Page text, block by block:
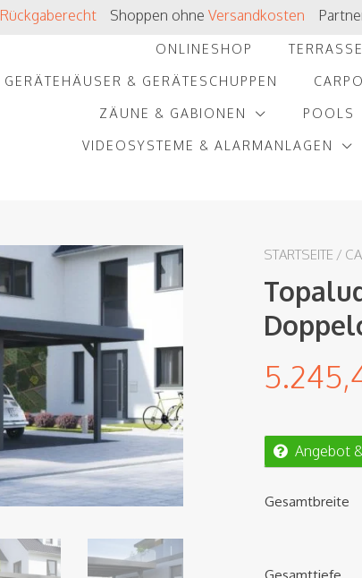
Rückgaberecht Shoppen ohne Versandkosten
ONLINESHOP
GERÄTEHÄUSER & GERÄTESCHUPPEN
ZÄUNE & GABIONEN POOLS
VIDEOSYSTEME & ALARMANLAGEN
STARTSEITE /
Angebot
Gesamtbreite